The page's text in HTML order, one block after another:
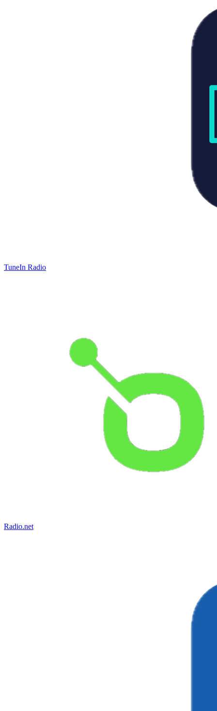
TuneIn Radio
Radio.net